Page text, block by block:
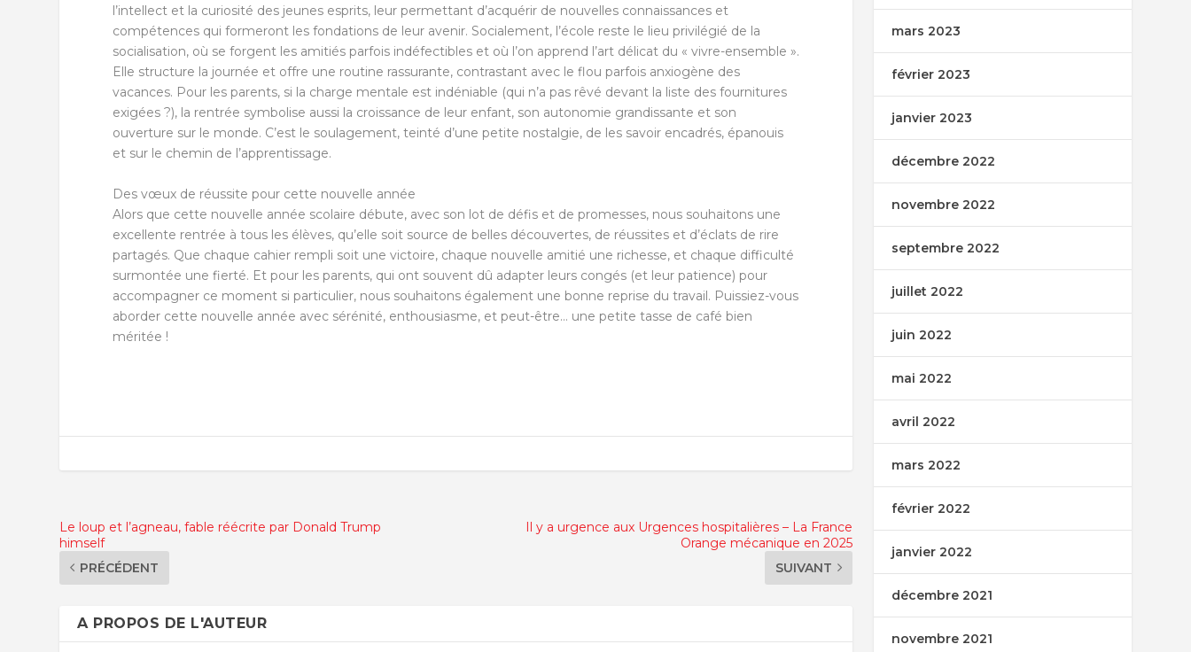
l’intellect et la curiosité des jeunes esprits, leur permettant d’acquérir de nouvelles connaissances et
compétences qui formeront les fondations de leur avenir. Socialement, l’école reste le lieu privilégié de la
socialisation, où se forgent les amitiés parfois indéfectibles et où l’on apprend l’art délicat du « vivre-ensemble ».
Elle structure la journée et offre une routine rassurante, contrastant avec le flou parfois anxiogène des
vacances. Pour les parents, si la charge mentale est indéniable (qui n’a pas rêvé devant la liste des fournitures
exigées ?), la rentrée symbolise aussi la croissance de leur enfant, son autonomie grandissante et son
ouverture sur le monde. C’est le soulagement, teinté d’une petite nostalgie, de les savoir encadrés, épanouis
et sur le chemin de l’apprentissage.
Des vœux de réussite pour cette nouvelle année
Alors que cette nouvelle année scolaire débute, avec son lot de défis et de promesses, nous souhaitons une
excellente rentrée à tous les élèves, qu’elle soit source de belles découvertes, de réussites et d’éclats de rire
partagés. Que chaque cahier rempli soit une victoire, chaque nouvelle amitié une richesse, et chaque difficulté
surmontée une fierté. Et pour les parents, qui ont souvent dû adapter leurs congés (et leur patience) pour
accompagner ce moment si particulier, nous souhaitons également une bonne reprise du travail. Puissiez-vous
aborder cette nouvelle année avec sérénité, enthousiasme, et peut-être… une petite tasse de café bien
méritée !
Le loup et l’agneau, fable réécrite par Donald Trump
himself
PRÉCÉDENT
Il y a urgence aux Urgences hospitalières – La France
Orange mécanique en 2025
SUIVANT
A PROPOS DE L'AUTEUR
mars 2023
février 2023
janvier 2023
décembre 2022
novembre 2022
septembre 2022
juillet 2022
juin 2022
mai 2022
avril 2022
mars 2022
février 2022
janvier 2022
décembre 2021
novembre 2021